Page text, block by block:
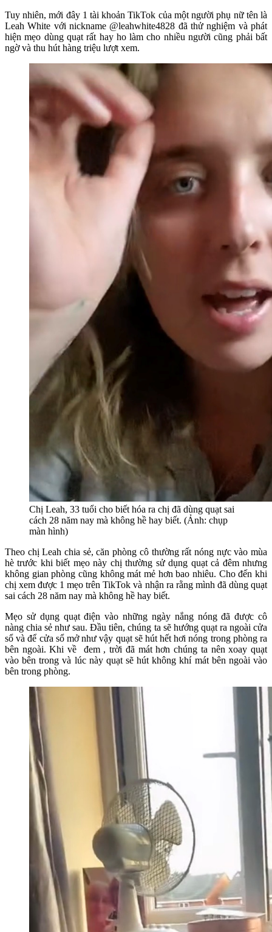
Tuy nhiên, mới đây 1 tài khoản TikTok của một người phụ nữ tên là
Leah White với nickname @leahwhite4828 đã thử nghiệm và phát
hiện mẹo dùng quạt rất hay ho làm cho nhiều người cũng phải bất
ngờ và thu hút hàng triệu lượt xem.
Chị Leah, 33 tuổi cho biết hóa ra chị đã dùng quạt sai
cách 28 năm nay mà không hề hay biết. (Ảnh: chụp
màn hình)
Theo chị Leah chia sẻ, căn phòng cô thường rất nóng nực vào mùa
hè trước khi biết mẹo này chị thường sử dụng quạt cả đêm nhưng
không gian phòng cũng không mát mẻ hơn bao nhiêu. Cho đến khi
chị xem được 1 mẹo trên TikTok và nhận ra rằng mình đã dùng quạt
sai cách 28 năm nay mà không hề hay biết.
Mẹo sử dụng quạt điện vào những ngày nắng nóng đã được cô
nàng chia sẻ như sau. Đầu tiên, chúng ta sẽ hướng quạt ra ngoài cửa
sổ và để cửa sổ mở như vậy quạt sẽ hút hết hơi nóng trong phòng ra
bên ngoài. Khi về đem , trời đã mát hơn chúng ta nên xoay quạt
vào bên trong và lúc này quạt sẽ hút không khí mát bên ngoài vào
bên trong phòng.